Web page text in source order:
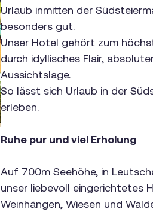
Urlaub inmitten der
besonders gut.
Unser Hotel gehört zum
durch idyllisches Flair,
Aussichtslage.
So lässt sich Urlaub in der
erleben.
Ruhe pur und viel Erholung
Auf 700m Seehöhe, in
unser liebevoll eingerichtetes
Weinhängen, Wiesen und